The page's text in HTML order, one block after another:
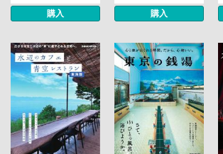
購入 購入